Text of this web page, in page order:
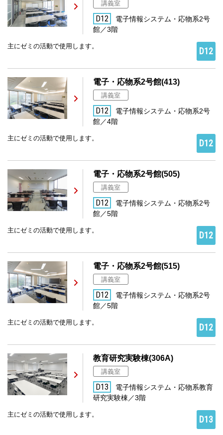
講義室
D12
電子情報システム・応物系2号
館／3階
主にゼミの活動で使用します。 D12
電子・応物系2号館(413)
講義室
D12
電子情報システム・応物系2号
館／4階
主にゼミの活動で使用します。 D12
電子・応物系2号館(505)
講義室
D12
電子情報システム・応物系2号
館／5階
主にゼミの活動で使用します。 D12
電子・応物系2号館(515)
講義室
D12
電子情報システム・応物系2号
館／5階
主にゼミの活動で使用します。 D12
教育研究実験棟(306A)
講義室
D13
電子情報システム・応物系教育
研究実験棟／3階
主にゼミの活動で使用します。 D13